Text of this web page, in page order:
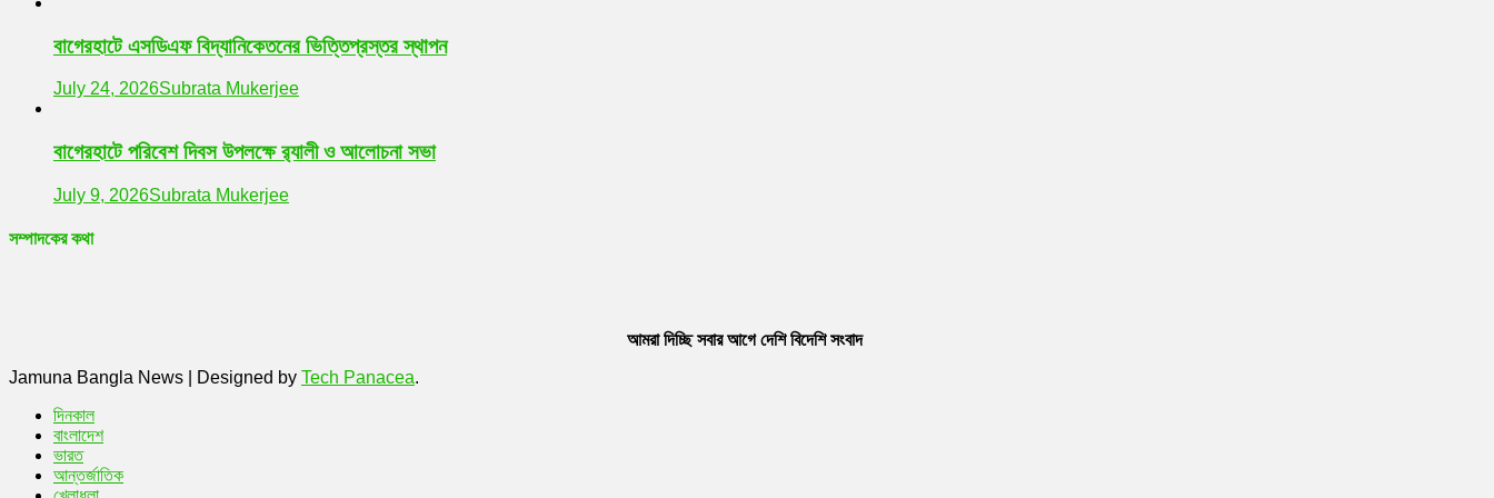
বাগেরহাটে এসডিএফ বিদ্যানিকেতনের ভিত্তিপ্রস্তর স্থাপন
July 24, 2026Subrata Mukerjee
বাগেরহাটে পরিবেশ দিবস উপলক্ষে র‌্যালী ও আলোচনা সভা
July 9, 2026Subrata Mukerjee
সম্পাদকের কথা
আমরা দিচ্ছি সবার আগে দেশি বিদেশি সংবাদ
Jamuna Bangla News
Designed by Tech Panacea.
দিনকাল
বাংলাদেশ
ভারত
আন্তর্জাতিক